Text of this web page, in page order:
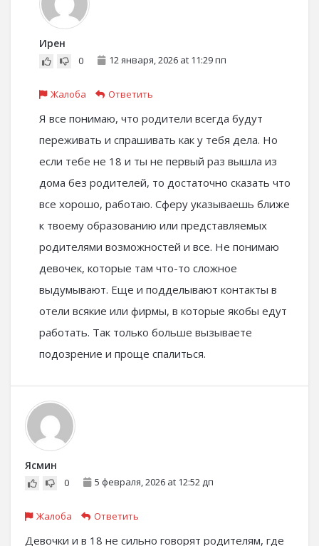
Ирен
0 12 января, 2026 at 11:29 пп
Жалоба Ответить
Я все понимаю, что родители всегда будут
переживать и спрашивать как у тебя дела. Но
если тебе не 18 и ты не первый раз вышла из
дома без родителей, то достаточно сказать что
все хорошо, работаю. Сферу указываешь ближе
к твоему образованию или представляемых
родителями возможностей и все. Не понимаю
девочек, которые там что-то сложное
выдумывают. Еще и подделывают контакты в
отели всякие или фирмы, в которые якобы едут
работать. Так только больше вызываете
подозрение и проще спалиться.
Ясмин
0 5 февраля, 2026 at 12:52 дп
Жалоба Ответить
Девочки и в 18 не сильно говорят родителям, где